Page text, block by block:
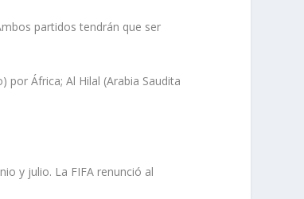
partidos tendrán que ser
por África; Al Hilal (Arabia Saudita
y julio. La FIFA renunció al